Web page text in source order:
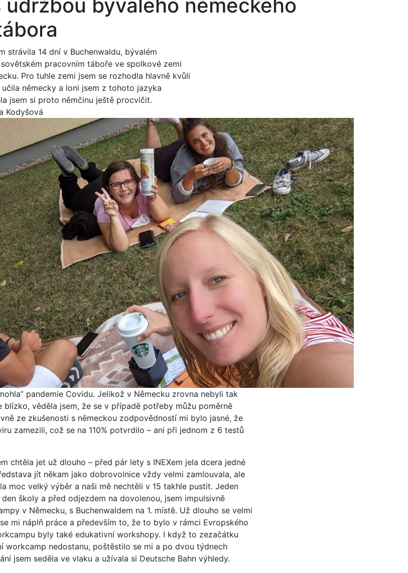
údržbou bývalého německého
strávila 14 dní v Buchenwaldu, bývalém
pracovním táboře ve spolkové zemi
Pro tuhle zemi jsem se rozhodla hlavně kvůli
německy a loni jsem z tohoto jazyka
jsem si proto němčinu ještě procvičit.
Kodyšová
pandemie Covidu. Jelikož v Německu zrovna nebyli tak
blízko, věděla jsem, že se v případě potřeby můžu poměrně
ze zkušenosti s německou zodpovědností mi bylo jasné, že
zamezili, což se na 110% potvrdilo – ani při jednom z 6 testů
chtěla jet už dlouho – před pár lety s INEXem jela dcera jedné
jít někam jako dobrovolnice vždy velmi zamlouvala, ale
moc velký výběr a naši mě nechtěli v 15 takhle pustit. Jeden
školy a před odjezdem na dovolenou, jsem impulsivně
v Německu, s Buchenwaldem na 1. místě. Už dlouho se velmi
mi náplň práce a především to, že to bylo v rámci Evropského
byly také edukativní workshopy. I když to zezačátku
workcamp nedostanu, poštěstilo se mi a po dvou týdnech
jsem seděla ve vlaku a užívala si Deutsche Bahn výhledy.